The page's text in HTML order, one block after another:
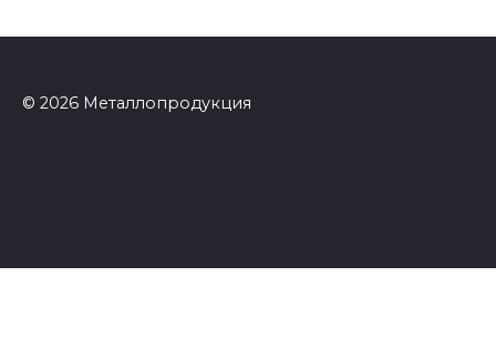
© 2026 Металлопродукция